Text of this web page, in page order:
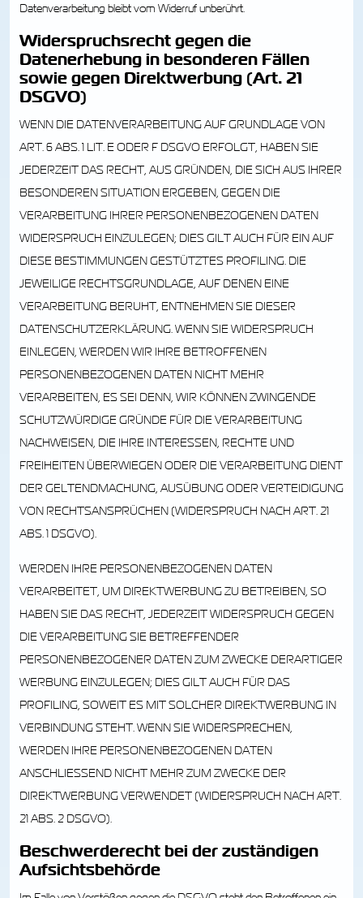
Datenverarbeitung bleibt vom Widerruf unberührt.
Widerspruchsrecht gegen die
Datenerhebung in besonderen Fällen
sowie gegen Direktwerbung (Art. 21
DSGVO)
WENN DIE DATENVERARBEITUNG AUF GRUNDLAGE VON
ART. 6 ABS. 1 LIT. E ODER F DSGVO ERFOLGT, HABEN SIE
JEDERZEIT DAS RECHT, AUS GRÜNDEN, DIE SICH AUS IHRER
BESONDEREN SITUATION ERGEBEN, GEGEN DIE
VERARBEITUNG IHRER PERSONENBEZOGENEN DATEN
WIDERSPRUCH EINZULEGEN; DIES GILT AUCH FÜR EIN AUF
DIESE BESTIMMUNGEN GESTÜTZTES PROFILING. DIE
JEWEILIGE RECHTSGRUNDLAGE, AUF DENEN EINE
VERARBEITUNG BERUHT, ENTNEHMEN SIE DIESER
DATENSCHUTZERKLÄRUNG. WENN SIE WIDERSPRUCH
EINLEGEN, WERDEN WIR IHRE BETROFFENEN
PERSONENBEZOGENEN DATEN NICHT MEHR
VERARBEITEN, ES SEI DENN, WIR KÖNNEN ZWINGENDE
SCHUTZWÜRDIGE GRÜNDE FÜR DIE VERARBEITUNG
NACHWEISEN, DIE IHRE INTERESSEN, RECHTE UND
FREIHEITEN ÜBERWIEGEN ODER DIE VERARBEITUNG DIENT
DER GELTENDMACHUNG, AUSÜBUNG ODER VERTEIDIGUNG
VON RECHTSANSPRÜCHEN (WIDERSPRUCH NACH ART. 21
ABS. 1 DSGVO).
WERDEN IHRE PERSONENBEZOGENEN DATEN
VERARBEITET, UM DIREKTWERBUNG ZU BETREIBEN, SO
HABEN SIE DAS RECHT, JEDERZEIT WIDERSPRUCH GEGEN
DIE VERARBEITUNG SIE BETREFFENDER
PERSONENBEZOGENER DATEN ZUM ZWECKE DERARTIGER
WERBUNG EINZULEGEN; DIES GILT AUCH FÜR DAS
PROFILING, SOWEIT ES MIT SOLCHER DIREKTWERBUNG IN
VERBINDUNG STEHT. WENN SIE WIDERSPRECHEN,
WERDEN IHRE PERSONENBEZOGENEN DATEN
ANSCHLIESSEND NICHT MEHR ZUM ZWECKE DER
DIREKTWERBUNG VERWENDET (WIDERSPRUCH NACH ART.
21 ABS. 2 DSGVO).
Beschwerde­recht bei der zuständigen
Aufsichts­behörde